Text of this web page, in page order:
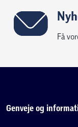
Få
Genveje og